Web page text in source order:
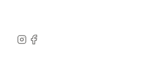
Instagram
Facebook